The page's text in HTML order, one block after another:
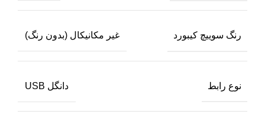
رنگ سوییچ کیبورد غیر مکانیکال (بدون رنگ)
نوع رابط دانگل USB